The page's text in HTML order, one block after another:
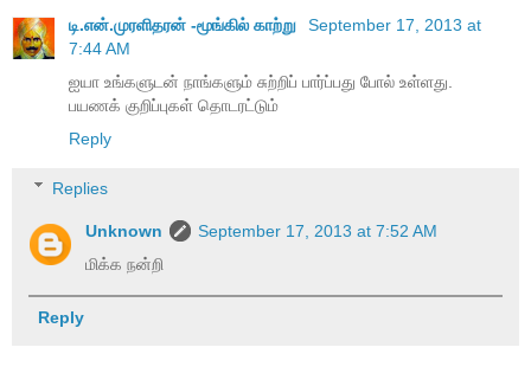
டி.என்.முரளிதரன் -மூங்கில் காற்று
September 17, 2013 at
7:44 AM
ஐயா உங்களுடன் நாங்களும் சுற்றிப் பார்ப்பது போல் உள்ளது.
பயணக் குறிப்புகள் தொடரட்டும்
Reply
Replies
Unknown
September 17, 2013 at 7:52 AM
மிக்க நன்றி
Reply